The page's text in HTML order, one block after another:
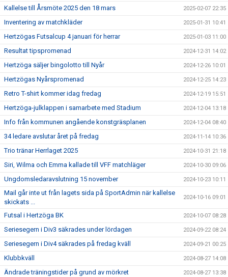
Kallelse till Årsmöte 2025 den 18 mars 2025-02-07 22:35
Inventering av matchkläder 2025-01-31 10:41
Hertzögas Futsalcup 4 januari för herrar 2025-01-03 11:00
Resultat tipspromenad 2024-12-31 14:02
Hertzöga säljer bingolotto till Nyår 2024-12-26 10:01
Hertzögas Nyårspromenad 2024-12-25 14:23
Retro T-shirt kommer idag fredag 2024-12-19 15:51
Hertzöga-julklappen i samarbete med Stadium 2024-12-04 13:18
Info från kommunen angående konstgräsplanen 2024-12-04 08:40
34 ledare avslutar året på fredag 2024-11-14 10:36
Trio tränar Herrlaget 2025 2024-10-31 21:18
Siri, Wilma och Emma kallade till VFF matchläger 2024-10-30 09:06
Ungdomsledaravslutning 15 november 2024-10-23 10:11
Mail går inte ut från lagets sida på SportAdmin när kallelse
skickats ...
2024-10-16 09:01
Futsal i Hertzöga BK 2024-10-07 08:28
Seriesegern i Div3 säkrades under lördagen 2024-09-22 08:24
Seriesegern i Div4 säkrades på fredag kväll 2024-09-21 00:25
Klubbkväll 2024-08-27 14:08
Ändrade träningstider på grund av mörkret 2024-08-27 13:38